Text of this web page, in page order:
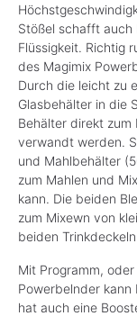
Stößel schafft auch
Flüssigkeit. Richtig
des Magimix
Durch die leicht zu
Glasbehälter in die
Behälter direkt zum
verwandt werden.
und Mahlbehälter
zum Mahlen und
kann. Die beiden
zum Mixewn von
beiden
Mit Programm,
Powerbelnder kann
hat auch eine